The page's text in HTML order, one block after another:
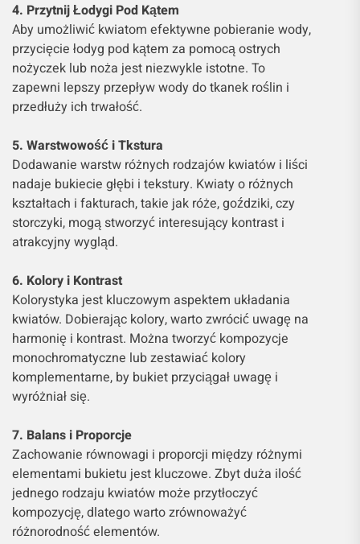
4. Przytnij Łodygi Pod Kątem
Aby umożliwić kwiatom efektywne pobieranie wody,
przycięcie łodyg pod kątem za pomocą ostrych
nożyczek lub noża jest niezwykle istotne. To
zapewni lepszy przepływ wody do tkanek roślin i
przedłuży ich trwałość.
5. Warstwowość i Tkstura
Dodawanie warstw różnych rodzajów kwiatów i liści
nadaje bukiecie głębi i tekstury. Kwiaty o różnych
kształtach i fakturach, takie jak róże, goździki, czy
storczyki, mogą stworzyć interesujący kontrast i
atrakcyjny wygląd.
6. Kolory i Kontrast
Kolorystyka jest kluczowym aspektem układania
kwiatów. Dobierając kolory, warto zwrócić uwagę na
harmonię i kontrast. Można tworzyć kompozycje
monochromatyczne lub zestawiać kolory
komplementarne, by bukiet przyciągał uwagę i
wyróżniał się.
7. Balans i Proporcje
Zachowanie równowagi i proporcji między różnymi
elementami bukietu jest kluczowe. Zbyt duża ilość
jednego rodzaju kwiatów może przytłoczyć
kompozycję, dlatego warto zrównoważyć
różnorodność elementów.